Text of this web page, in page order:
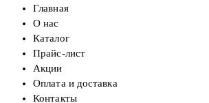
Главная
О нас
Каталог
Прайс-лист
Акции
Оплата и доставка
Контакты